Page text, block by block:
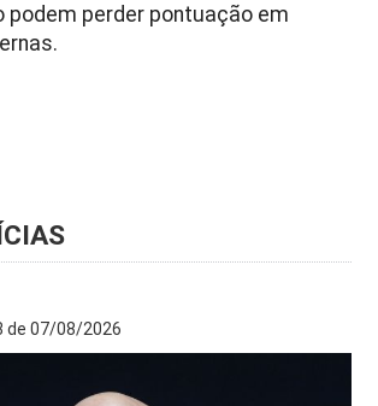
podem perder pontuação em
de 07/08/2026